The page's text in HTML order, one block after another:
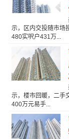
示，区内交投随市场
480实呎户431万...
示，楼市回暖，二手
400万元易手...